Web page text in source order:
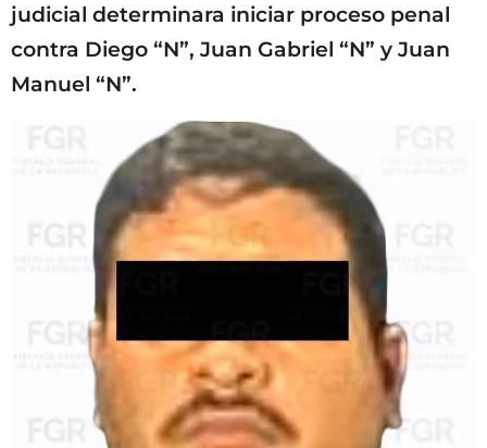
judicial determinara iniciar proceso penal
contra Diego “N”, Juan Gabriel “N” y Juan
Manuel “N”.